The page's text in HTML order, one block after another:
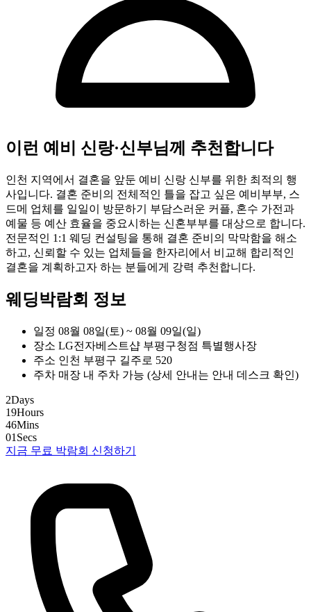
이런 예비 신랑·신부님께 추천합니다
인천 지역에서 결혼을 앞둔 예비 신랑 신부를 위한 최적의 행
사입니다. 결혼 준비의 전체적인 틀을 잡고 싶은 예비부부, 스
드메 업체를 일일이 방문하기 부담스러운 커플, 혼수 가전과
예물 등 예산 효율을 중요시하는 신혼부부를 대상으로 합니다.
전문적인 1:1 웨딩 컨설팅을 통해 결혼 준비의 막막함을 해소
하고, 신뢰할 수 있는 업체들을 한자리에서 비교해 합리적인
결혼을 계획하고자 하는 분들에게 강력 추천합니다.
웨딩박람회 정보
일정 08월 08일(토) ~ 08월 09일(일)
장소 LG전자베스트샵 부평구청점 특별행사장
주소 인천 부평구 길주로 520
주차 매장 내 주차 가능 (상세 안내는 안내 데스크 확인)
2Days
19Hours
46Mins
00 Secs
지금 무료 박람회 신청하기